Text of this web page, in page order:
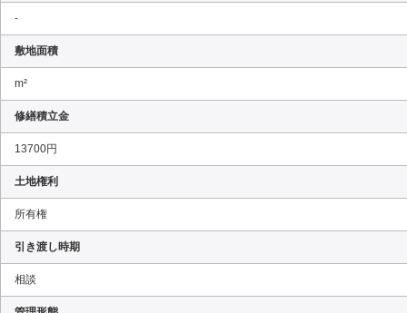
-
敷地面積
m²
修繕積立金
13700円
土地権利
所有権
引き渡し時期
相談